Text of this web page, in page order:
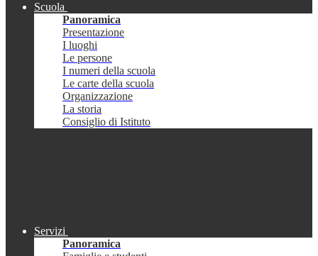
Scuola
Panoramica
Presentazione
I luoghi
Le persone
I numeri della scuola
Le carte della scuola
Organizzazione
La storia
Consiglio di Istituto
Servizi
Panoramica